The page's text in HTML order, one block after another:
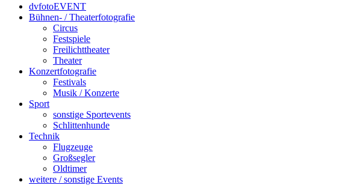
dvfotoEVENT
Bühnen- / Theaterfotografie
Circus
Festspiele
Freilichttheater
Theater
Konzertfotografie
Festivals
Musik / Konzerte
Sport
sonstige Sportevents
Schlittenhunde
Technik
Flugzeuge
Großsegler
Oldtimer
weitere / sonstige Events